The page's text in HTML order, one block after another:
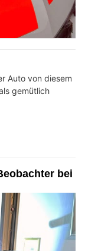
Auto von diesem
gemütlich
bei